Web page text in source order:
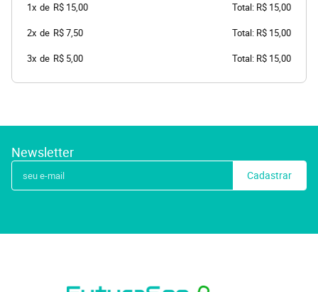
1x de R$ 15,00
Total: R$ 15,00
2x de R$ 7,50
Total: R$ 15,00
3x de R$ 5,00 Total: R$ 15,00
Newsletter
Cadastrar